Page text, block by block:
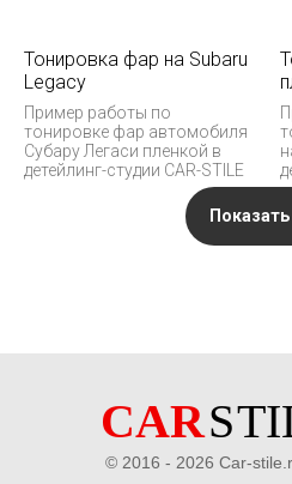
Тонировка фар на Subaru
Legacy
Пример работы по
тонировке фар автомобиля
Субару Легаси пленкой в
детейлинг-студии CAR-STILE
© 2016 - 2026 Car-